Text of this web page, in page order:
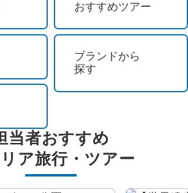
ウソ
ン
おすすめツアー
ブランドから
探す
当者おすすめ
ア旅行・ツアー